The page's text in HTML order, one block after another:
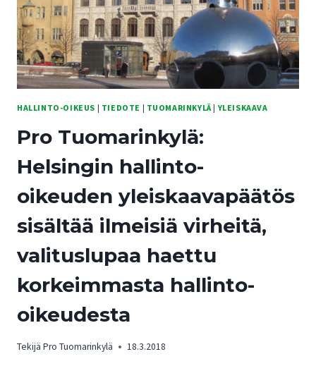
YLEISKAAVA-
ASIASSA
HALLINTO-OIKEUS | TIEDOTE | TUOMARINKYLÄ |YLEISKAAVA
Pro Tuomarinkylä:
Helsingin hallinto-
oikeuden yleiskaavapäätös
sisältää ilmeisiä virheitä,
valituslupaa haettu
korkeimmasta hallinto-
oikeudesta
Tekijä Pro Tuomarinkylä 18.3.2018